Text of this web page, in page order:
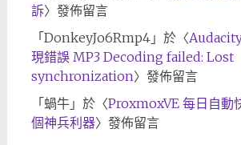
訴〉發佈留言
「 DonkeyJo6Rmp4」於〈
現錯誤 MP3 Decoding failed: Lost
synchronization〉發佈留言
「 蝸牛」於〈ProxmoxVE 每日自動
個神兵利器〉發佈留言